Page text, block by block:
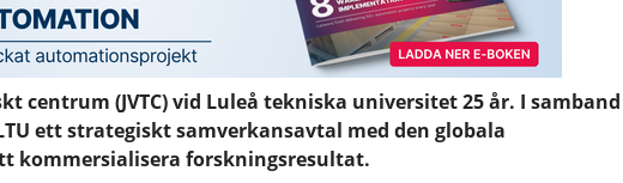
centrum (JVTC) vid Luleå tekniska universitet 25 år. I samband
ett strategiskt samverkansavtal med den globala
kommersialisera forskningsresultat.